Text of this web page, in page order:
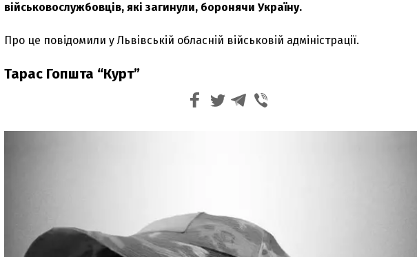
військовослужбовців, які загинули, боронячи Україну.
Про це повідомили у Львівській обласній військовій адміністрації.
Тарас Гопшта “Курт”